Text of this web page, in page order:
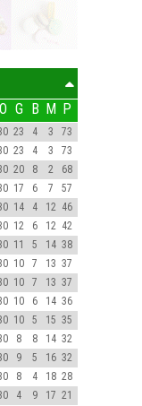
O G B M P
23 4 3
73
23 4 3
73
20 8 2
68
17 6 7
57
14 4 12 46
12 6 12 42
11 5 14 38
10 7 13 37
10 7 13 37
10 6 14 36
10 5 15 35
8 8 14 32
9 5 16 32
8 4 18 28
4 9 17 21